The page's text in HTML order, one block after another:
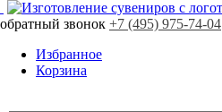
обратный звонок +7 (495) 975-74-04
Избранное
Корзина